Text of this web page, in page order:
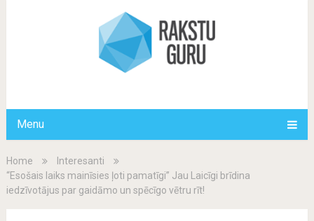
Menu
Home
Interesanti
“Esošais laiks mainīsies ļoti pamatīgi” Jau Laicīgi brīdina
iedzīvotājus par gaidāmo un spēcīgo vētru rīt!